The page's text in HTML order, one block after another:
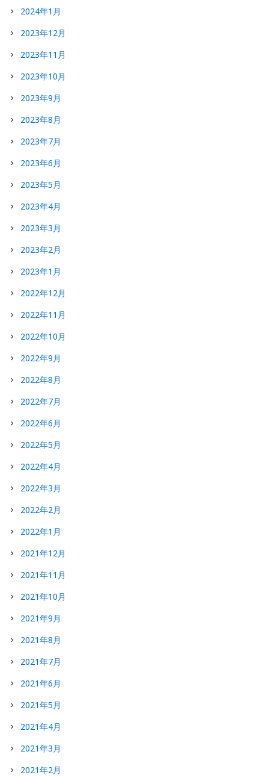
2024年1月
2023年12月
2023年11月
2023年10月
2023年9月
2023年8月
2023年7月
2023年6月
2023年5月
2023年4月
2023年3月
2023年2月
2023年1月
2022年12月
2022年11月
2022年10月
2022年9月
2022年8月
2022年7月
2022年6月
2022年5月
2022年4月
2022年3月
2022年2月
2022年1月
2021年12月
2021年11月
2021年10月
2021年9月
2021年8月
2021年7月
2021年6月
2021年5月
2021年4月
2021年3月
2021年2月